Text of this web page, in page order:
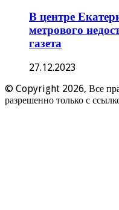
В центре
метрового
газета
27.12.2023
© Copyright 2026, Все
разрешенно только с